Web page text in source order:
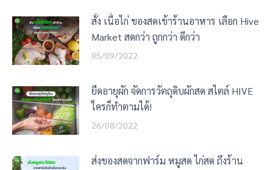
สั่ง เนื้อไก่ ของสดเข้าร้านอาหาร เลือก Hive
Market สดกว่า ถูกกว่า ดีกว่า
05/09/2022
ยืดอายุผัก จัดการวัตถุดิบผักสด สไตล์ HIVE
ใครก็ทำตามได้!
26/08/2022
ส่งของสดจากฟาร์ม หมูสด ไก่สด ถึงร้าน